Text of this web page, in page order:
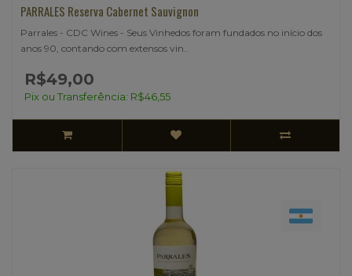
PARRALES Reserva Cabernet Sauvignon
Parrales - CDC Wines - Seus Vinhedos foram fundados no início dos
anos 90, contando com extensos vin..
R$49,00
Pix ou Transferência: R$46,55